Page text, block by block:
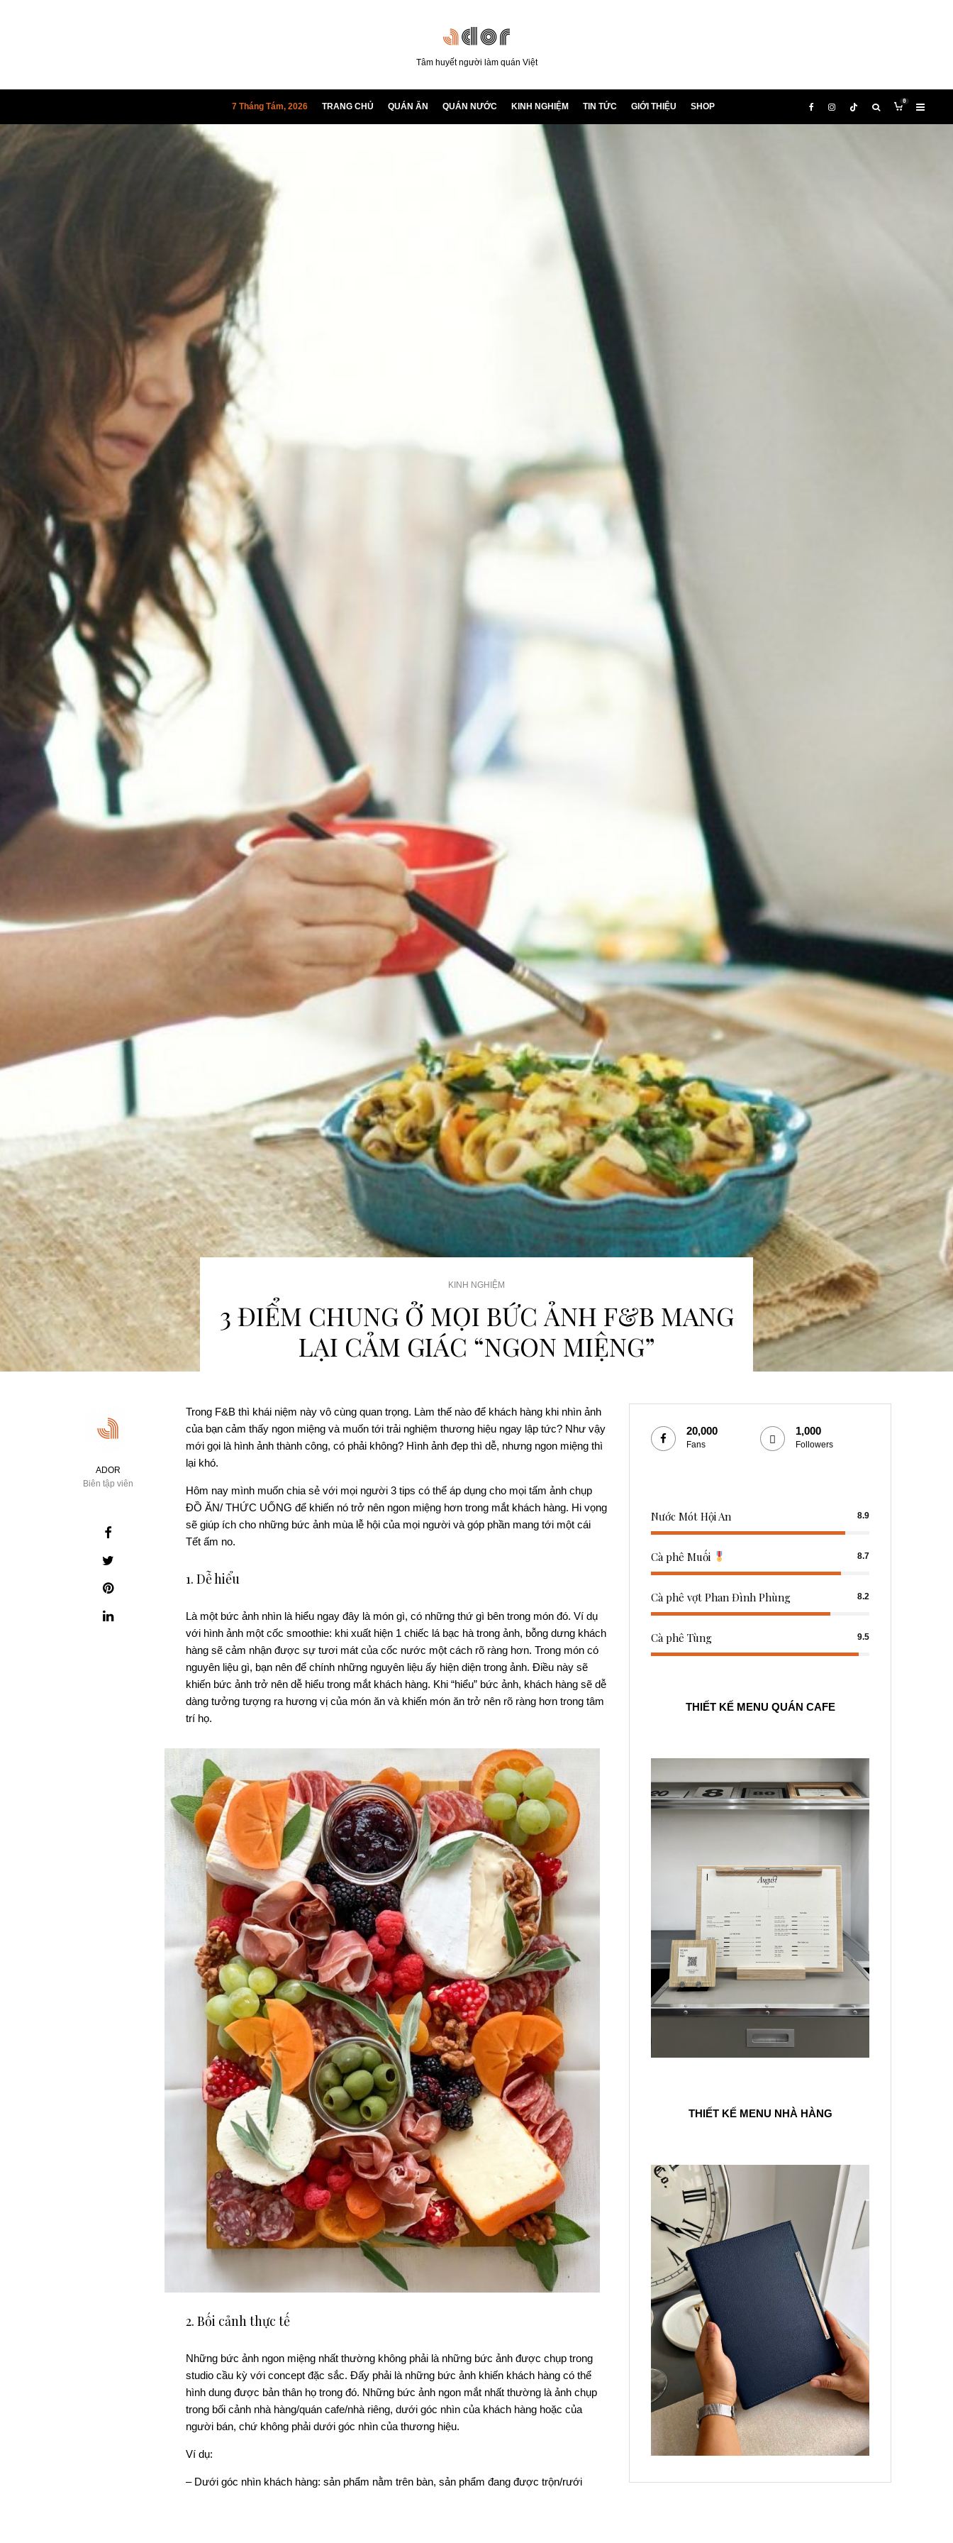
Tâm huyết người làm quán Việt
7 Tháng Tám, 2026 TRANG CHỦ QUÁN ĂN QUÁN NƯỚC KINH NGHIỆM TIN TỨC GIỚI THIỆU SHOP
0
KINH NGHIỆM
3 ĐIỂM CHUNG Ở MỌI BỨC ẢNH F&B MANG
LẠI CẢM GIÁC “NGON MIỆNG”
ADOR
Biên tập viên
Trong F&B thì khái niệm này vô cùng quan trọng. Làm thế nào để khách hàng khi nhìn ảnh
của bạn cảm thấy ngon miệng và muốn tới trải nghiệm thương hiệu ngay lập tức? Như vậy
mới gọi là hình ảnh thành công, có phải không? Hình ảnh đẹp thì dễ, nhưng ngon miệng thì
lại khó.
Hôm nay mình muốn chia sẻ với mọi người 3 tips có thể áp dụng cho mọi tấm ảnh chụp
ĐỒ ĂN/ THỨC UỐNG để khiến nó trở nên ngon miệng hơn trong mắt khách hàng. Hi vọng
sẽ giúp ích cho những bức ảnh mùa lễ hội của mọi người và góp phần mang tới một cái
Tết ấm no.
1. Dễ hiểu
Là một bức ảnh nhìn là hiểu ngay đây là món gì, có những thứ gì bên trong món đó. Ví dụ
với hình ảnh một cốc smoothie: khi xuất hiện 1 chiếc lá bạc hà trong ảnh, bỗng dưng khách
hàng sẽ cảm nhận được sự tươi mát của cốc nước một cách rõ ràng hơn. Trong món có
nguyên liệu gì, bạn nên để chính những nguyên liệu ấy hiện diện trong ảnh. Điều này sẽ
khiến bức ảnh trở nên dễ hiểu trong mắt khách hàng. Khi “hiểu” bức ảnh, khách hàng sẽ dễ
dàng tưởng tượng ra hương vị của món ăn và khiến món ăn trở nên rõ ràng hơn trong tâm
trí họ.
2. Bối cảnh thực tế
Những bức ảnh ngon miệng nhất thường không phải là những bức ảnh được chụp trong
studio cầu kỳ với concept đặc sắc. Đấy phải là những bức ảnh khiến khách hàng có thể
hình dung được bản thân họ trong đó. Những bức ảnh ngon mắt nhất thường là ảnh chụp
trong bối cảnh nhà hàng/quán cafe/nhà riêng, dưới góc nhìn của khách hàng hoặc của
người bán, chứ không phải dưới góc nhìn của thương hiệu.
Ví dụ:
– Dưới góc nhìn khách hàng: sản phẩm nằm trên bàn, sản phẩm đang được trộn/rưới
20,000
Fans
1,000
Followers
Nước Mót Hội An 8.9
Cà phê Muối 8.7
Cà phê vợt Phan Đình Phùng 8.2
Cà phê Tùng 9.5
THIẾT KẾ MENU QUÁN CAFE
THIẾT KẾ MENU NHÀ HÀNG